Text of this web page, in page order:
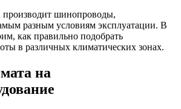
производит шинопроводы,
разным условиям эксплуатации. В
как правильно подобрать
в различных климатических зонах.
на